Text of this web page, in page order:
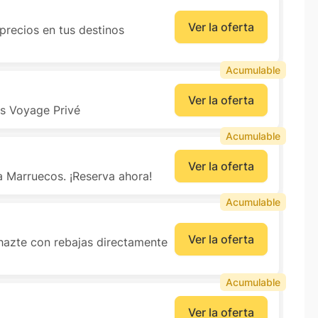
en tus destinos Ver la oferta
Voyage Privé
Ver la oferta
Acumulable
¡Reserva ahora!
Ver la oferta
Acumulable
con rebajas directamente Ver la oferta
Acumulable
Ver la oferta
Acumulable